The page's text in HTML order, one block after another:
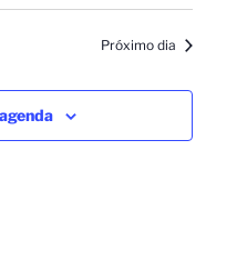
Próximo dia